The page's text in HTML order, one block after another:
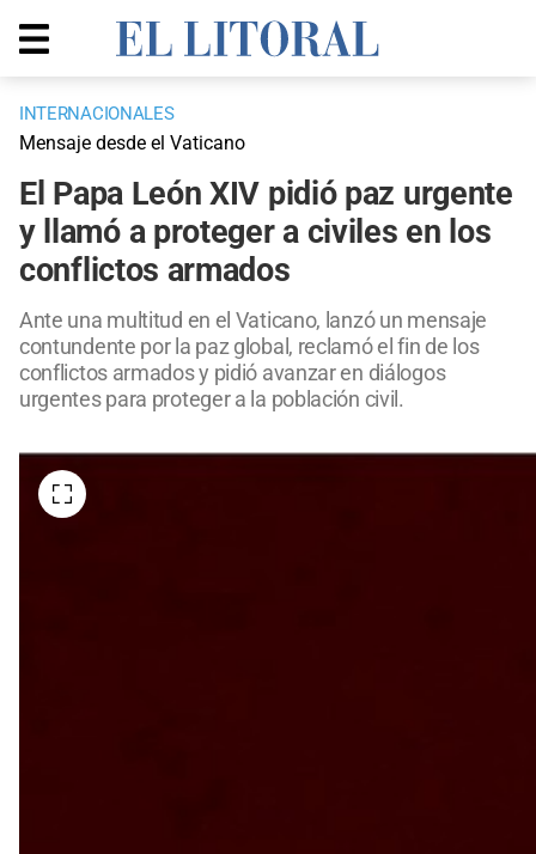
INTERNACIONALES
Mensaje desde el Vaticano
El Papa León XIV pidió paz urgente
y llamó a proteger a civiles en los
conflictos armados
Ante una multitud en el Vaticano, lanzó un mensaje
contundente por la paz global, reclamó el fin de los
conflictos armados y pidió avanzar en diálogos
urgentes para proteger a la población civil.